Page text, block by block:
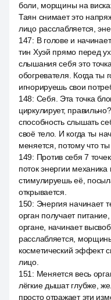
боли, морщины на
Таян снимает это
лицо расслабляется,
147: В голове и
тин Хуэй прямо перед
слышания себя это
обогревателя. Когда ты
игнорируешь свои
148: Себя. Эта точка
циркулирует,
способность слышать
своё тело. И когда ты
меняется, потому что
149: Против себя 7
поток энергии механика
стимулируешь её,
открывается.
150: Энергия начинает
орган получает
органе, начинает
расслабляется,
косметический эффект
лицо.
151 : Меняется весь
лёгкие дышат глубже,
просто отражает эти